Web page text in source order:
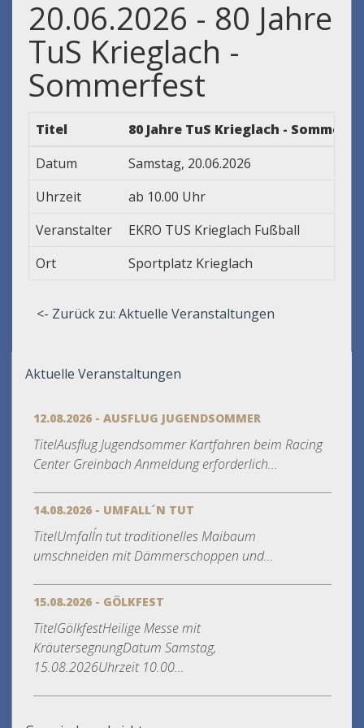
20.06.2026 - 80 Jahre
TuS Krieglach -
Sommerfest
Titel
80 Jahre TuS Krieglach -
Datum
Samstag, 20.06.2026
Uhrzeit
ab 10.00 Uhr
Veranstalter
EKRO TUS Krieglach Fußball
Ort
Sportplatz Krieglach
<- Zurück zu: Aktuelle Veranstaltungen
Aktuelle Veranstaltungen
12.08.2026 - AUSFLUG JUGENDSOMMER
TitelAusflug Jugendsommer Kartfahren beim Racing
Center Greinbach Anmeldung erforderlich...
14.08.2026 - UMFALL´N TUT
TitelUmfall´n tut traditionelles Maibaum
umschneiden mit Dämmerschoppen und...
15.08.2026 - GÖLKFEST
TitelGölkfestHeilige Messe mit
KräutersegnungDatum Samstag,
15.08.2026Uhrzeit 10.00...